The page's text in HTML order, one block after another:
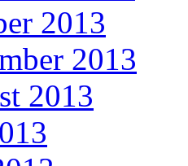
2013
2013
2013